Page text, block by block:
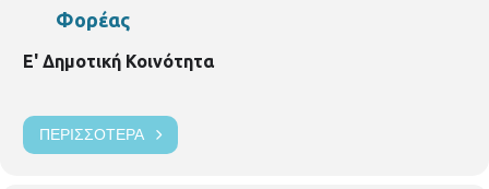
Φορέας
Ε' Δημοτική Κοινότητα
ΠΕΡΙΣΣΌΤΕΡΑ